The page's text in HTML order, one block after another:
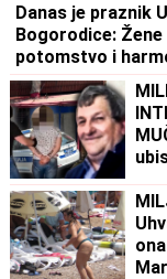
Danas je praznik
Bogorodice: Žene
potomstvo i